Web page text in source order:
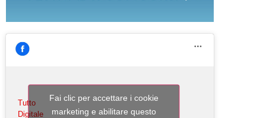
Tutto
Digitale
Fai clic per accettare i cookie
marketing e abilitare questo